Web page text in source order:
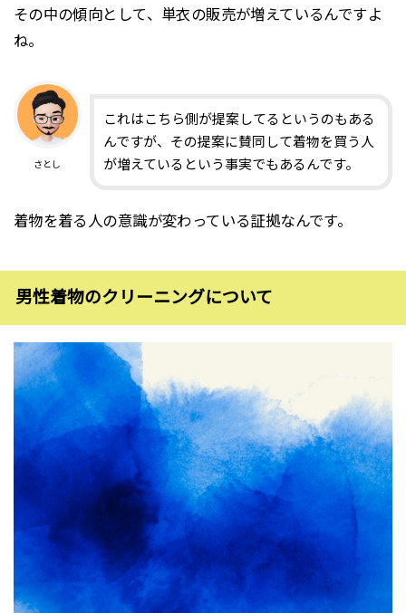
その中の傾向として、単衣の販売が増えているんですよ
ね。
さとし
これはこちら側が提案してるというのもある
んですが、その提案に賛同して着物を買う人
が増えているという事実でもあるんです。
着物を着る人の意識が変わっている証拠なんです。
男性着物のクリーニングについて